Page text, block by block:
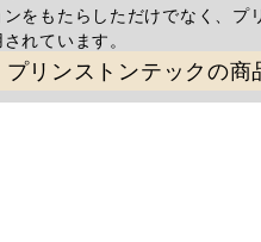
をもたらしただけでなく、プ
れています。
プリンストンテックの商